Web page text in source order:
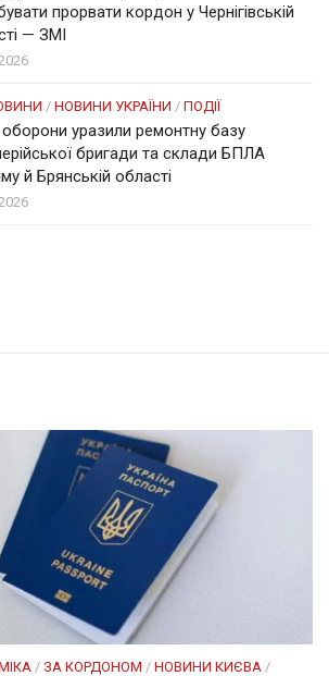
прорвати кордон у Чернігівській
— ЗМІ
/ НОВИНИ УКРАЇНИ / ПОДІЇ
уразили ремонтну базу
бригади та склади БПЛА
й Брянській області
/ ЗА КОРДОНОМ / НОВИНИ КИЄВА /